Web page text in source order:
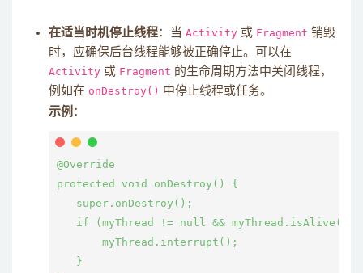
在适当时机停止线程：当 Activity 或 Fragment 销毁
时，应确保后台线程能够被正确停止。可以在
Activity 或 Fragment 的生命周期方法中关闭线程，
例如在 onDestroy() 中停止线程或任务。
示例 ：
@Override
protected void onDestroy() {
   super.onDestroy();
if (myThread != null && myThread.isAlive())
       myThread.interrupt();
   }